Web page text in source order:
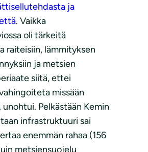
ja
. Vaikka
oli tärkeitä
raiteisiin, lämmityksen
ja metsien
siitä, ettei
missään
unohtui. Pelkästään Kemin
infrastruktuuri sai
enemmän rahaa (156
metsiensuojelu